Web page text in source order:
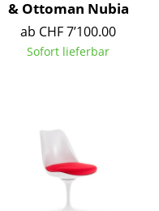
& Ottoman Nubia
ab CHF 7’100.00
Sofort lieferbar